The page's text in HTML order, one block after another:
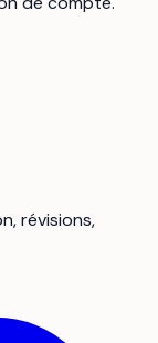
révisions,